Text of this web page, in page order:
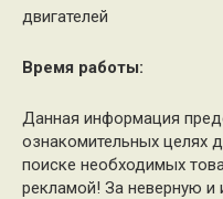
двигателей
Время работы:
Данная информация
ознакомительных целях
поиске необходимых
рекламой! За неверную